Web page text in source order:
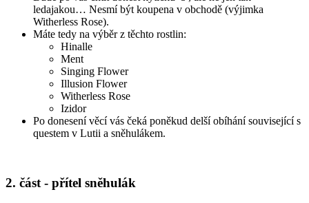
ledajakou… Nesmí být koupena v obchodě (výjimka
Witherless Rose).
Máte tedy na výběr z těchto rostlin:
Hinalle
Ment
Singing Flower
Illusion Flower
Witherless Rose
Izidor
Po donesení věcí vás čeká poněkud delší obíhání související s
questem v Lutii a sněhulákem.
2. část - přítel sněhulák